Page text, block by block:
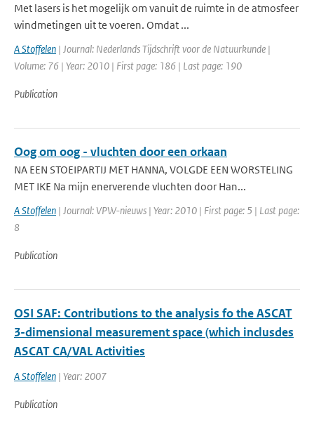
Met lasers is het mogelijk om vanuit de ruimte in de atmosfeer
windmetingen uit te voeren. Omdat ...
A Stoffelen | Journal: Nederlands Tijdschrift voor de Natuurkunde |
Volume: 76 | Year: 2010 | First page: 186 | Last page: 190
Publication
Oog om oog - vluchten door een orkaan
NA EEN STOEIPARTIJ MET HANNA, VOLGDE EEN WORSTELING
MET IKE Na mijn enerverende vluchten door Han...
A Stoffelen | Journal: VPW-nieuws | Year: 2010 | First page: 5 | Last page:
8
Publication
OSI SAF: Contributions to the analysis fo the ASCAT
3-dimensional measurement space (which inclusdes
ASCAT CA/VAL Activities
A Stoffelen | Year: 2007
Publication